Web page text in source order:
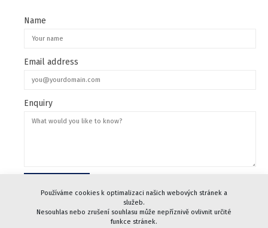
Používáme cookies k optimalizaci našich webových stránek a
služeb.
Nesouhlas nebo zrušení souhlasu může nepříznivě ovlivnit určité
funkce stránek.
Name
Email address
Enquiry